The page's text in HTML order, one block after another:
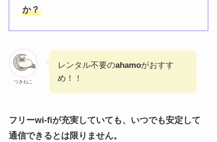
か？
つきねこ
レンタル不要のahamoがおすす
め！！
フリーwi-fiが充実していても、いつでも安定して
通信できるとは限りません。